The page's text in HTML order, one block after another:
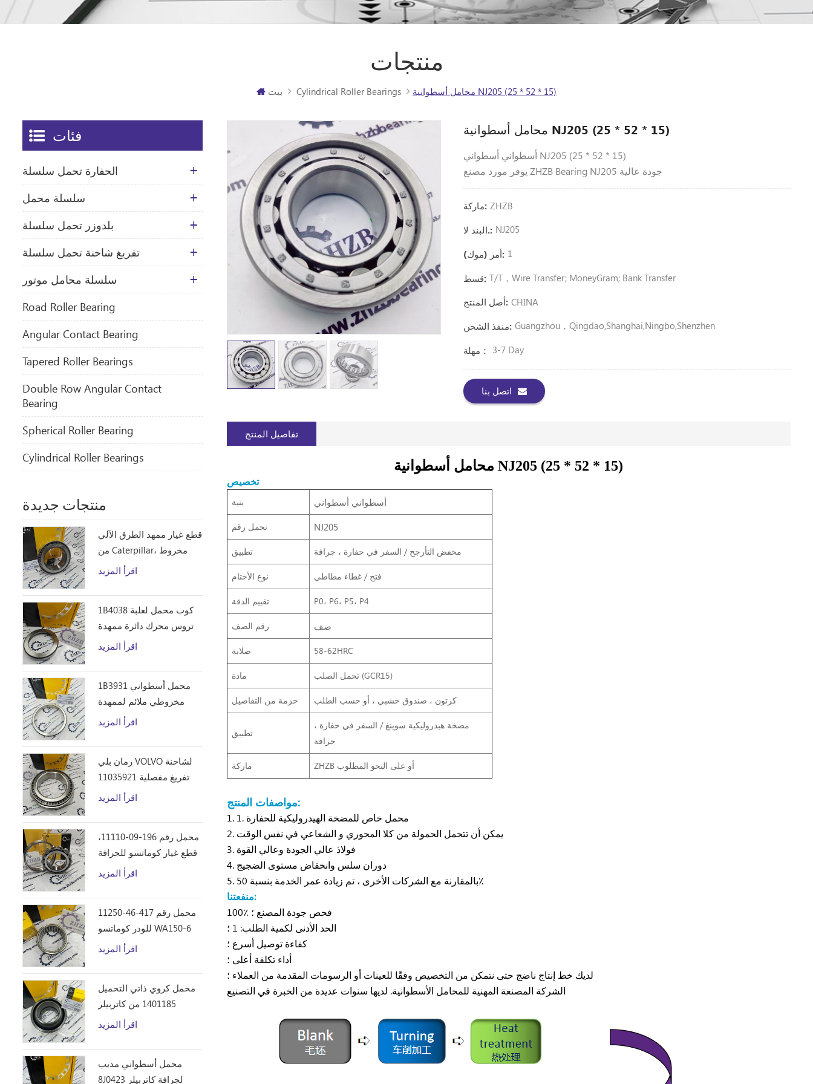
منتجات
بيت Cylindrical Roller Bearings محامل أسطوانية NJ205 (25 * 52 * 15)
محامل أسطوانية NJ205 (25 * 52 * 15)
أسطواني أسطواني NJ205 (25 * 52 * 15)
يوفر مورد مصنع ZHZB Bearing NJ205 جودة عالية
ماركة: ZHZB
البند لا.: NJ205
أمر (موك): 1
قسط: T/T，Wire Transfer; MoneyGram; Bank Transfer
أصل المنتج: CHINA
منفذ الشحن: Guangzhou，Qingdao,Shanghai,Ningbo,Shenzhen
مهلة： 3-7 Day
اتصل بنا
تفاصيل المنتج
محامل أسطوانية NJ205 (25 * 52 * 15)
تخصيص
بنية أسطواني أسطواني
تحمل رقم NJ205
تطبيق مخفض التأرجح / السفر في حفارة ، جرافة
نوع الأختام فتح / غطاء مطاطي
تقييم الدقة P0، P6، P5، P4
رقم الصف صف
صلابة 58-62HRC
مادة تحمل الصلب (GCR15)
حزمة من التفاصيل كرتون ، صندوق خشبي ، أو حسب الطلب
تطبيق
مضخة هيدروليكية سوينغ / السفر في حفارة ،
جرافة
ماركة ZHZB أو على النحو المطلوب
مواصفات المنتج:
1. 1. محمل خاص للمضخة الهيدروليكية للحفارة
2. يمكن أن تتحمل الحمولة من كلا المحوري و الشعاعي في نفس الوقت
3. فولاذ عالي الجودة وعالي القوة
4. دوران سلس وانخفاض مستوى الضجيج
5. بالمقارنة مع الشركات الأخرى ، تم زيادة عمر الخدمة بنسبة 50٪
منفعتنا:
100٪ فحص جودة المصنع ؛
الحد الأدنى لكمية الطلب: 1 ؛
كفاءة توصيل أسرع ؛
أداء تكلفة أعلى ؛
لديك خط إنتاج ناضج حتى نتمكن من التخصيص وفقًا للعينات أو الرسومات المقدمة من العملاء ؛
الشركة المصنعة المهنية للمحامل الأسطوانية. لديها سنوات عديدة من الخبرة في التصنيع
فئات
الحفارة تحمل سلسلة
سلسلة محمل
بلدوزر تحمل سلسلة
تفريغ شاحنة تحمل سلسلة
سلسلة محامل موتور
​Road Roller Bearing
Angular Contact Bearing
Tapered Roller Bearings
Double Row Angular Contact
Bearing
Spherical Roller Bearing
Cylindrical Roller Bearings
منتجات جديدة
قطع غيار ممهد الطرق الآلي
من Caterpillar، مخروط
محمل أسطواني مخروطي
المحامل
اقرأ المزيد
1B4038 كوب محمل لعلبة
تروس محرك دائرة ممهدة
الطرق
اقرأ المزيد
1B3931 محمل أسطواني
مخروطي ملائم لممهدة
الطرق من Caterpillar 12F
اقرأ المزيد
رمان بلي VOLVO لشاحنة
تفريغ مفصلية 11035921
اقرأ المزيد
محمل رقم 196-09-11110،
قطع غيار كوماتسو للجرافة
D355C
اقرأ المزيد
محمل رقم 417-46-11250
للودر كوماتسو WA150-6
اقرأ المزيد
محمل كروي ذاتي التحميل
1401185 من كاتربيلر
اقرأ المزيد
محمل أسطواني مدبب
8J0423 لجرافة كاتربيلر